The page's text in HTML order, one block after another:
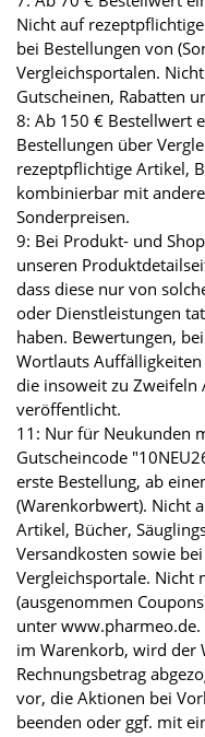
Nicht auf
bei Bestellungen von
Vergleichsportalen.
Gutscheinen, Rabatten
8: Ab 150 € Bestellwert
Bestellungen über
rezeptpflichtige Artikel,
kombinierbar mit
Sonderpreisen.
9: Bei Produkt- und
unseren
dass diese nur von
oder Dienstleistungen
haben. Bewertungen,
Wortlauts
die insoweit zu Zweifeln
veröffentlicht.
11: Nur für Neukunden
Gutscheincode
erste Bestellung, ab
(Warenkorbwert). Nicht
Artikel, Bücher,
Versandkosten sowie
Vergleichsportale. Nicht
(ausgenommen
unter www.pharmeo.de.
im Warenkorb, wird der
Rechnungsbetrag
vor, die Aktionen bei
beenden oder ggf. mit